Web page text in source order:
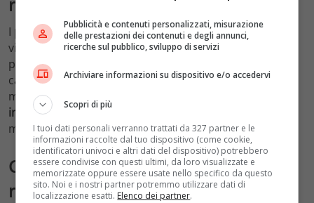
I pastirappresentano spesso la principale spesa in un
viaggio. L’analisi mostra che i prezzi dei ristoranti
possono variare in modo significativo anche se la
categoria rimane la stessa. È possibile mangiare in
modo particolarmente conveniente, con un
inferiore a 50 europer una cena per due persone in
molte destinazioni spagnole.
Città economiche da visitare:
risparmiare sulle visite ai musei
Pubblicità e contenuti personalizzati, misurazione
delle prestazioni dei contenuti e degli annunci,
ricerche sul pubblico, sviluppo di servizi
Archiviare informazioni su dispositivo e/o accedervi
Scopri di più
I tuoi dati personali verranno trattati da 327 partner e le
informazioni raccolte dal tuo dispositivo (come cookie,
identificatori univoci e altri dati del dispositivo) potrebbero
essere condivise con questi ultimi, da loro visualizzate e
memorizzate oppure essere usate nello specifico da questo
sito. Noi e i nostri partner potremmo utilizzare dati di
localizzazione esatti. Elenco dei partner.